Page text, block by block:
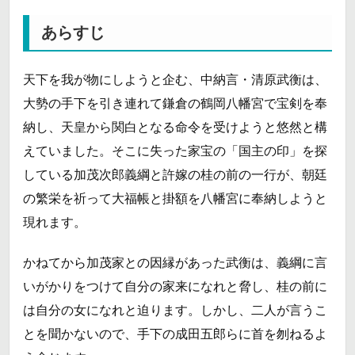
あらすじ
天下を我が物にしようと企む、中納言・清原武衡は、
大勢の手下を引き連れて鎌倉の鶴岡八幡宮で宝剣を奉
納し、天皇から関白となる命令を受けようと悠然と構
えていました。そこに失った家宝の「国主の印」を探
している加茂次郎義綱と許嫁の桂の前の一行が、朝廷
の繁栄を祈って大福帳と掛額を八幡宮に奉納しようと
現れます。
かねてから加茂家との因縁があった武衡は、義綱に言
いがかりをつけて自分の家来になれと脅し、桂の前に
は自分の女になれと迫ります。しかし、二人が言うこ
とを聞かないので、手下の成田五郎らに首を刎ねるよ